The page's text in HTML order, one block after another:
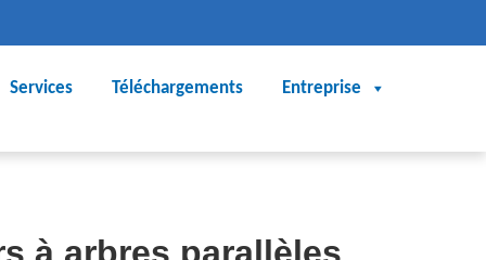
Services Téléchargements Entreprise